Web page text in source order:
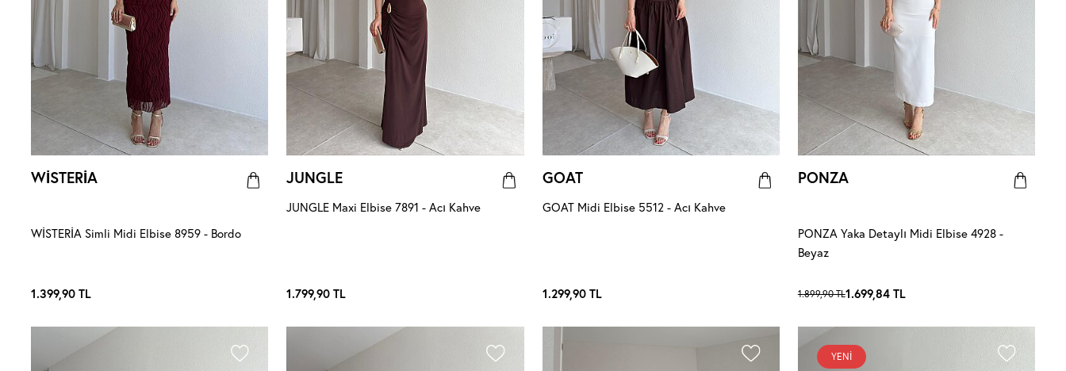
WİSTERİA
WİSTERİA Simli Midi Elbise 8959 - Bordo
1.399,90 TL
JUNGLE
JUNGLE Maxi Elbise 7891 - Acı Kahve
1.799,90 TL
GOAT
GOAT Midi Elbise 5512 - Acı Kahve
1.299,90TL
PONZA
PONZA Yaka Detaylı Midi Elbise 4928 -
Beyaz
1.899,90TL1.699,84TL
YENI